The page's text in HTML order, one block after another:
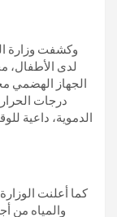
لدى الأطفال،
الجهاز الهضمي
درجات
الدموية، داعية
كما أعلنت
والمياه من